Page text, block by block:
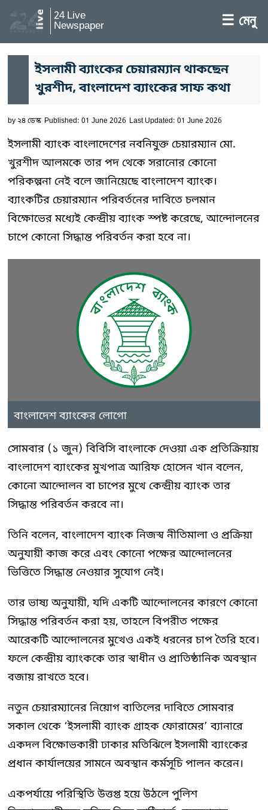
24 Live
Newspaper ☰ মেনু
ইসলামী ব্যাংকের চেয়ারম্যান থাকছেন
খুরশীদ, বাংলাদেশ ব্যাংকের সাফ কথা
by২৪ ডেস্ক Published: 01 June 2026 Last Updated: 01 June 2026
ইসলামী ব্যাংক বাংলাদেশের নবনিযুক্ত চেয়ারম্যান মো.
খুরশীদ আলমকে তার পদ থেকে সরানোর কোনো
পরিকল্পনা নেই বলে জানিয়েছে বাংলাদেশ ব্যাংক।
ব্যাংকটির চেয়ারম্যান পরিবর্তনের দাবিতে চলমান
বিক্ষোভের মধ্যেই কেন্দ্রীয় ব্যাংক স্পষ্ট করেছে, আন্দোলনের
চাপে কোনো সিদ্ধান্ত পরিবর্তন করা হবে না।
বাংলাদেশ ব্যাংকের লোগো
সোমবার (১ জুন) বিবিসি বাংলাকে দেওয়া এক প্রতিক্রিয়ায়
বাংলাদেশ ব্যাংকের মুখপাত্র আরিফ হোসেন খান বলেন,
কোনো আন্দোলন বা চাপের মুখে কেন্দ্রীয় ব্যাংক তার
সিদ্ধান্ত পরিবর্তন করবে না।
তিনি বলেন, বাংলাদেশ ব্যাংক নিজস্ব নীতিমালা ও প্রক্রিয়া
অনুযায়ী কাজ করে এবং কোনো পক্ষের আন্দোলনের
ভিত্তিতে সিদ্ধান্ত নেওয়ার সুযোগ নেই।
তার ভাষ্য অনুযায়ী, যদি একটি আন্দোলনের কারণে কোনো
সিদ্ধান্ত পরিবর্তন করা হয়, তাহলে বিপরীত পক্ষের
আরেকটি আন্দোলনের মুখেও একই ধরনের চাপ তৈরি হবে।
ফলে কেন্দ্রীয় ব্যাংককে তার স্বাধীন ও প্রাতিষ্ঠানিক অবস্থান
বজায় রাখতে হবে।
নতুন চেয়ারম্যানের নিয়োগ বাতিলের দাবিতে সোমবার
সকাল থেকে ‘ইসলামী ব্যাংক গ্রাহক ফোরামের’ ব্যানারে
একদল বিক্ষোভকারী ঢাকার মতিঝিলে ইসলামী ব্যাংকের
প্রধান কার্যালয়ের সামনে অবস্থান কর্মসূচি পালন করেন।
একপর্যায়ে পরিস্থিতি উত্তপ্ত হয়ে উঠলে পুলিশ